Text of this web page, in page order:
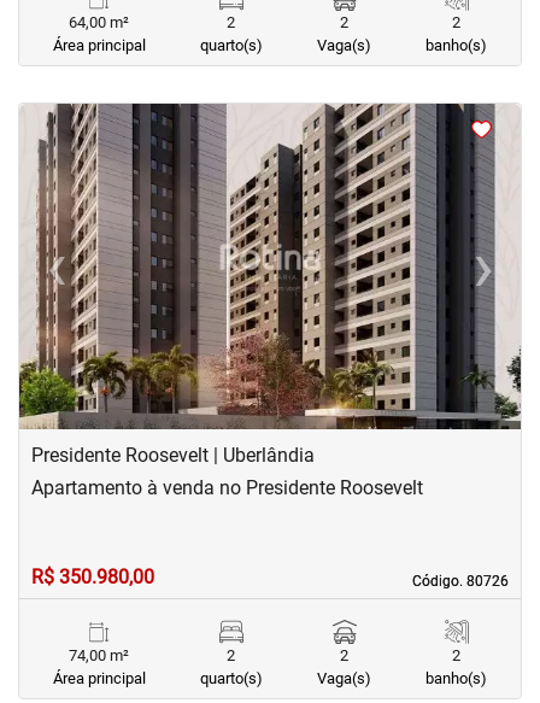
64,00 m²
Área principal
2
quarto(s)
2
Vaga(s)
2
banho(s)
<<
‹Previous ›Next
Presidente Roosevelt | Uberlândia
Código. 80726
Código. 80726
Apartamento à venda no Presidente Roosevelt
R$ 350.980,00
74,00 m²
Área principal
2
quarto(s)
2
Vaga(s)
2
banho(s)